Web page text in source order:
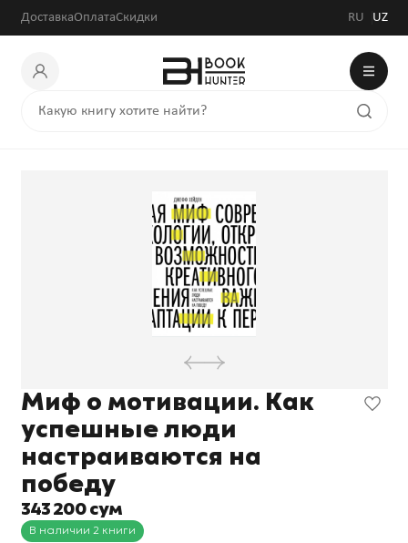
ДоставкаОплатаСкидки RU UZ
Миф о мотивации. Как
успешные люди
настраиваются на
победу
343 200 сум
В наличии 2 книги